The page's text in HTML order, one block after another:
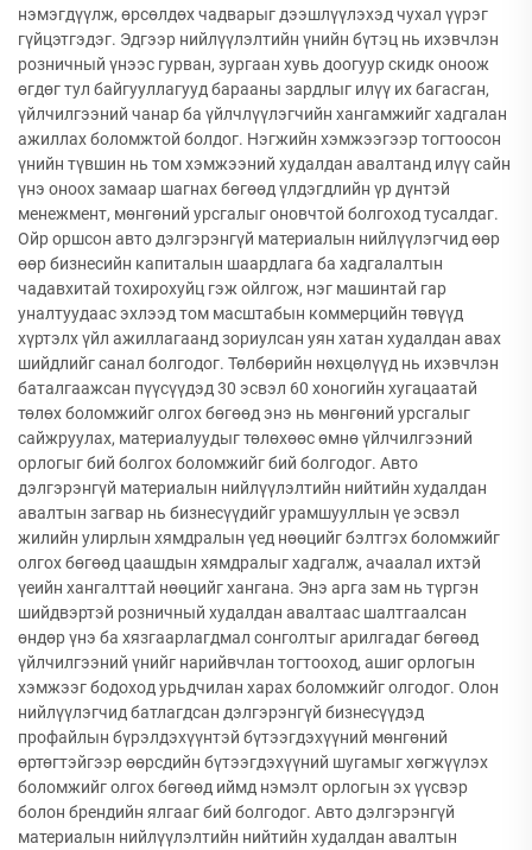
нэмэгдүүлж, өрсөлдөх чадварыг дээшлүүлэхэд чухал үүрэг
гүйцэтгэдэг. Эдгээр нийлүүлэлтийн үнийн бүтэц нь ихэвчлэн
розничный үнээс гурван, зургаан хувь доогуур скидк оноож
өгдөг тул байгууллагууд барааны зардлыг илүү их багасган,
үйлчилгээний чанар ба үйлчлүүлэгчийн хангамжийг хадгалан
ажиллах боломжтой болдог. Нэгжийн хэмжээгээр тогтоосон
үнийн түвшин нь том хэмжээний худалдан авалтанд илүү сайн
үнэ оноох замаар шагнах бөгөөд үлдэгдлийн үр дүнтэй
менежмент, мөнгөний урсгалыг оновчтой болгоход тусалдаг.
Ойр оршсон авто дэлгэрэнгүй материалын нийлүүлэгчид өөр
өөр бизнесийн капиталын шаардлага ба хадгалалтын
чадавхитай тохирохуйц гэж ойлгож, нэг машинтай гар
уналтуудаас эхлээд том масштабын коммерцийн төвүүд
хүртэлх үйл ажиллагаанд зориулсан уян хатан худалдан авах
шийдлийг санал болгодог. Төлбөрийн нөхцөлүүд нь ихэвчлэн
баталгаажсан пүүсүүдэд 30 эсвэл 60 хоногийн хугацаатай
төлөх боломжийг олгох бөгөөд энэ нь мөнгөний урсгалыг
сайжруулах, материалуудыг төлөхөөс өмнө үйлчилгээний
орлогыг бий болгох боломжийг бий болгодог. Авто
дэлгэрэнгүй материалын нийлүүлэлтийн нийтийн худалдан
авалтын загвар нь бизнесүүдийг урамшууллын үе эсвэл
жилийн улирлын хямдралын үед нөөцийг бэлтгэх боломжийг
олгох бөгөөд цаашдын хямдралыг хадгалж, ачаалал ихтэй
үеийн хангалттай нөөцийг хангана. Энэ арга зам нь түргэн
шийдвэртэй розничный худалдан авалтаас шалтгаалсан
өндөр үнэ ба хязгаарлагдмал сонголтыг арилгадаг бөгөөд
үйлчилгээний үнийг нарийвчлан тогтооход, ашиг орлогын
хэмжээг бодоход урьдчилан харах боломжийг олгодог. Олон
нийлүүлэгчид батлагдсан дэлгэрэнгүй бизнесүүдэд
профайлын бүрэлдэхүүнтэй бүтээгдэхүүний мөнгөний
өртөгтэйгээр өөрсдийн бүтээгдэхүүний шугамыг хөгжүүлэх
боломжийг олгох бөгөөд иймд нэмэлт орлогын эх үүсвэр
болон брендийн ялгааг бий болгодог. Авто дэлгэрэнгүй
материалын нийлүүлэлтийн нийтийн худалдан авалтын